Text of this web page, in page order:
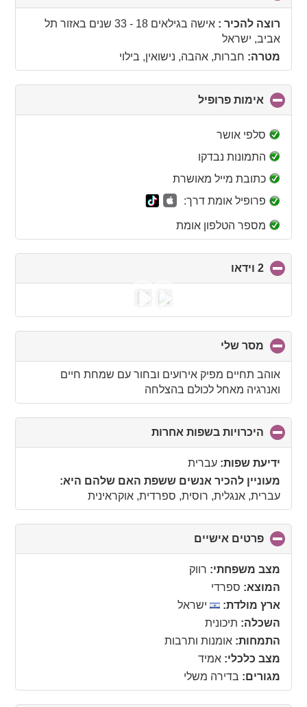
to
collapse
contents
רוצה להכיר :אישה בגילאים 18 - 33 שנים באזור תל
אביב, ישראל
מטרה: חברות, אהבה, נישואין, בילוי
אימות פרופיל
to
סלפי אושר
התמונות נבדקו
כתובת מייל מאושרת
פרופיל אומת דרך:
מספר הטלפון אומת
2 וידאו
to
מסר שלי
to
collapse
contents
אוהב תחיים מפיק אירועים ובחור עם שמחת חיים
ואנרגיה מאחל לכולם בהצלחה
היכרויות בשפות אחרות
to
ידיעת שפות: עברית
מעוניין להכיר אנשים ששפת האם שלהם היא:
עברית, אנגלית, רוסית, ספרדית, אוקראינית
פרטים אישיים
to
collapse
מצב משפחתי: רווק
המוצא: ספרדי
ארץ מולדת:
ישראל
השכלה: תיכונית
התמחות: אומנות ותרבות
מצב כלכלי: אמיד
מגורים: בדירה משלי